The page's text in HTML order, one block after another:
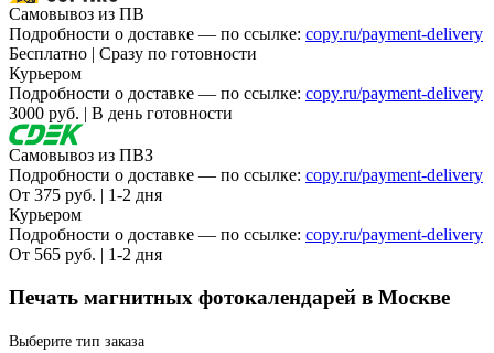
Самовывоз из ПВ
Подробности о доставке — по ссылке: copy.ru/payment-delivery
Бесплатно | Сразу по готовности
Курьером
Подробности о доставке — по ссылке: copy.ru/payment-delivery
3000 руб. | В день готовности
Самовывоз из ПВЗ
Подробности о доставке — по ссылке: copy.ru/payment-delivery
От 375 руб. | 1-2 дня
Курьером
Подробности о доставке — по ссылке: copy.ru/payment-delivery
От 565 руб. | 1-2 дня
Печать магнитных фотокалендарей в Москве
Выберите тип заказа